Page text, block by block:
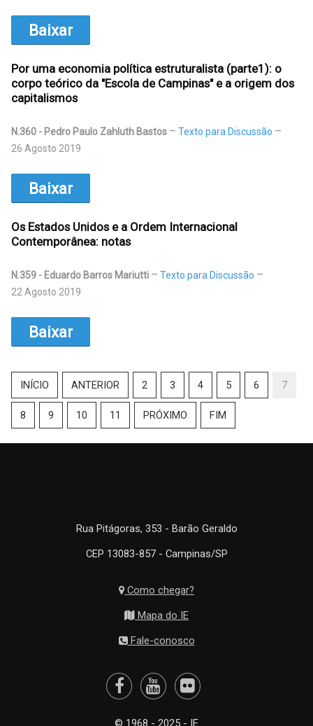
Baixar
Por uma economia política estruturalista (parte1): o
corpo teórico da "Escola de Campinas" e a origem dos
capitalismos
N.360 - Pedro Paulo Zahluth Bastos
Texto para Discussão
26 Agosto 2019
Baixar
Os Estados Unidos e a Ordem Internacional
Contemporânea: notas
N.359 - Eduardo Barros Mariutti
Texto para Discussão
22 Agosto 2019
Baixar
INÍCIO ANTERIOR 2 3 4 5 6 7
8 9 10 11 PRÓXIMO FIM
Rua Pitágoras, 353 - Barão Geraldo
CEP 13083-857 - Campinas/SP
Como chegar?
Mapa do IE
Fale-conosco
© 1968 - 2025 - IE